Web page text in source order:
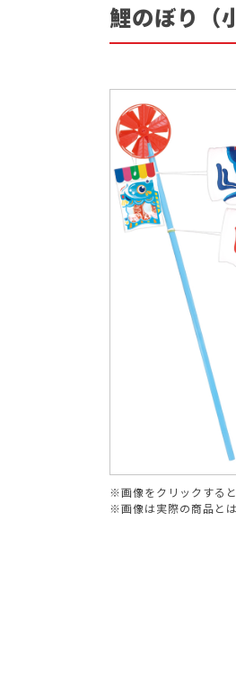
ブランド
鯉のぼり（
※画像をクリックする
※画像は実際の商品と